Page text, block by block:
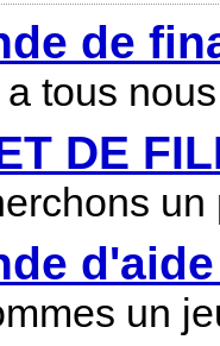
de
tous
DE
un